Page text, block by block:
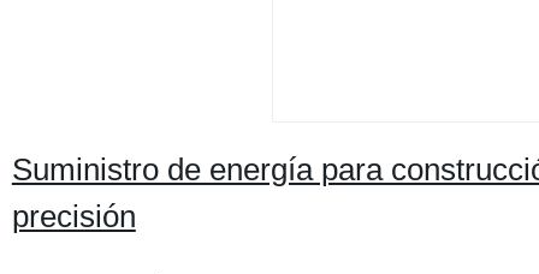
Suministro de energía para
precisión